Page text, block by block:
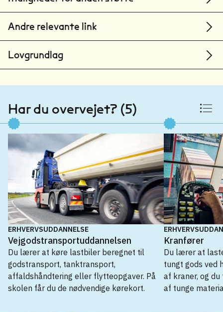
Learnmark Horsens
Horsens
UCplus A/S
Aarhus
Andre relevante link
Lovgrundlag
Har du overvejet? (5)
ERHVERVSUDDANNELSE
Vejgodstransportuddannelsen
Du lærer at køre lastbiler beregnet til
godstransport, tanktransport,
affaldshåndtering eller flytteopgaver. På
skolen får du de nødvendige kørekort.
Kranfører
Du lærer at
tungt gods
af kraner, og
af tunge